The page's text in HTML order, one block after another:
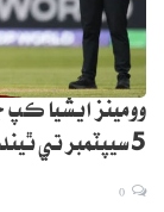
وومينز ايشيا ڪپ
5 سيپٽمبر تي ٿيندو